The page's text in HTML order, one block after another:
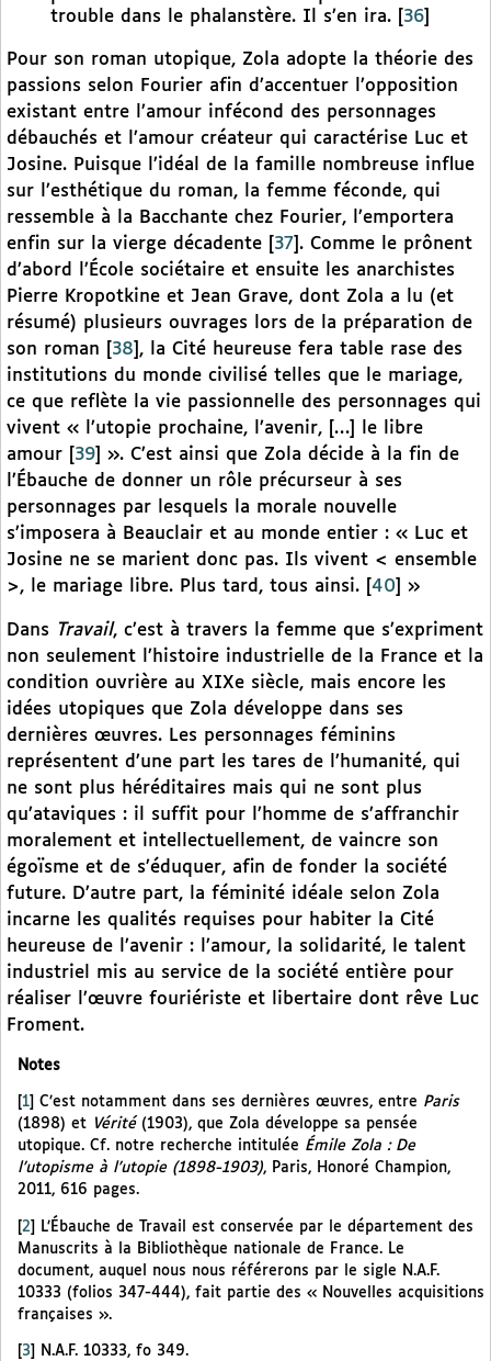
trouble dans le phalanstère. Il s’en ira.
36
Pour son roman utopique, Zola adopte la théorie des
passions selon Fourier afin d’accentuer l’opposition
existant entre l’amour infécond des personnages
débauchés et l’amour créateur qui caractérise Luc et
Josine. Puisque l’idéal de la famille nombreuse influe
sur l’esthétique du roman, la femme féconde, qui
ressemble à la Bacchante chez Fourier, l’emportera
enfin sur la vierge décadente
37 . Comme le prônent
d’abord l’École sociétaire et ensuite les anarchistes
Pierre Kropotkine et Jean Grave, dont Zola a lu (et
résumé) plusieurs ouvrages lors de la préparation de
son roman
38 , la Cité heureuse fera table rase des
institutions du monde civilisé telles que le mariage,
ce que reflète la vie passionnelle des personnages qui
vivent « l’utopie prochaine, l’avenir, […] le libre
amour
39
». C’est ainsi que Zola décide à la fin de
l’Ébauche de donner un rôle précurseur à ses
personnages par lesquels la morale nouvelle
s’imposera à Beauclair et au monde entier : « Luc et
Josine ne se marient donc pas. Ils vivent < ensemble
>, le mariage libre. Plus tard, tous ainsi.
40 »
Dans Travail, c’est à travers la femme que s’expriment
non seulement l’histoire industrielle de la France et la
condition ouvrière au XIXe siècle, mais encore les
idées utopiques que Zola développe dans ses
dernières œuvres. Les personnages féminins
représentent d’une part les tares de l’humanité, qui
ne sont plus héréditaires mais qui ne sont plus
qu’ataviques : il suffit pour l’homme de s’affranchir
moralement et intellectuellement, de vaincre son
égoïsme et de s’éduquer, afin de fonder la société
future. D’autre part, la féminité idéale selon Zola
incarne les qualités requises pour habiter la Cité
heureuse de l’avenir : l’amour, la solidarité, le talent
industriel mis au service de la société entière pour
réaliser l’œuvre fouriériste et libertaire dont rêve Luc
Froment.
Notes
1 C’est notamment dans ses dernières œuvres, entre Paris
(1898) et Vérité(1903), que Zola développe sa pensée
utopique. Cf. notre recherche intitulée Émile Zola : De
l’utopisme à l’utopie (1898-1903), Paris, Honoré Champion,
2011, 616 pages.
[2]
L’Ébauche de Travail est conservée par le département des
Manuscrits à la Bibliothèque nationale de France. Le
document, auquel nous nous référerons par le sigle N.A.F.
10333 (folios 347-444), fait partie des « Nouvelles acquisitions
françaises ».
3 N.A.F. 10333, fo 349.